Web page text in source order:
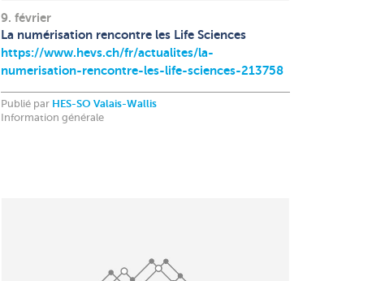
9. février
La numérisation rencontre les Life Sciences
https://www.hevs.ch/fr/actualites/la-
numerisation-rencontre-les-life-sciences-213758
Publié par HES-SO Valais-Wallis
Information générale